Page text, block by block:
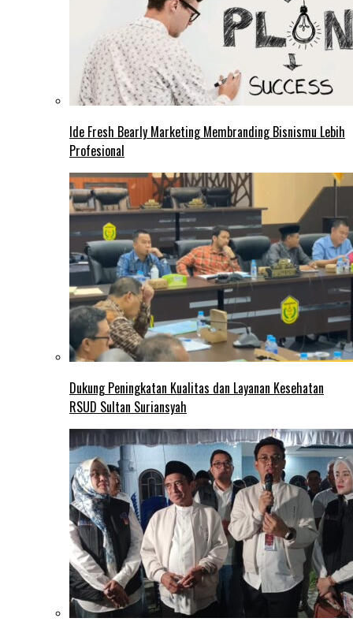
Ide Fresh Bearly Marketing Membranding Bisnismu Lebih
Profesional
Dukung Peningkatan Kualitas dan Layanan Kesehatan
RSUD Sultan Suriansyah